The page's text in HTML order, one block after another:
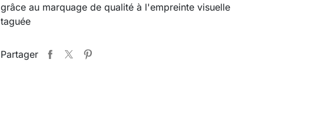
grâce au marquage de qualité à l'empreinte visuelle
taguée
Partager